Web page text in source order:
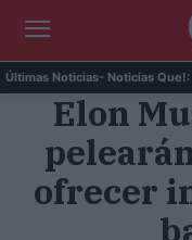
Últimas Noticias- Noticias Que!:
El precio de la vivienda en
Elon
ofrecer